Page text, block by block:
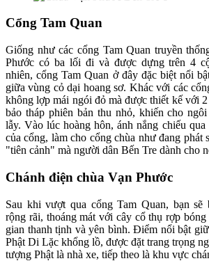
Cổng Tam Quan
Giống như các cổng Tam Quan truyền
Phước có ba lối đi và được dựng trên 4
nhiên, cổng Tam Quan ở đây đặc biệt nổi
giữa vùng cỏ dại hoang sơ. Khác với các
không lợp mái ngói đỏ mà được thiết kế với
bảo tháp phiên bản thu nhỏ, khiến cho
lẫy. Vào lúc hoàng hôn, ánh nắng chiếu
của cổng, làm cho cổng chùa như đang phát
"tiên cảnh" mà người dân Bến Tre dành cho
Chánh điện chùa Vạn Phước
Sau khi vượt qua cổng Tam Quan, bạn sẽ
rộng rãi, thoáng mát với cây cổ thụ rợp
gian thanh tịnh và yên bình. Điểm nổi bật
Phật Di Lặc khổng lồ, được đặt trang trọng
tượng Phật là nhà xe, tiếp theo là khu vực